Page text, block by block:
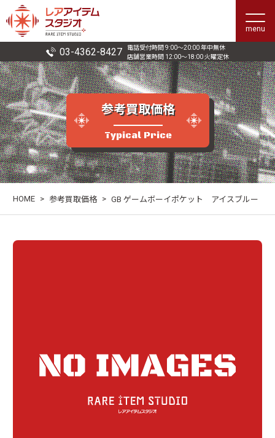
menu
03-4362-8427
電話受付時間 9:00〜20:00 年中無休
店舗営業時間 12:00〜18:00 火曜定休
参考買取価格
Typical Price
HOME > 参考買取価格 > GB ゲームボーイポケット アイスブルー